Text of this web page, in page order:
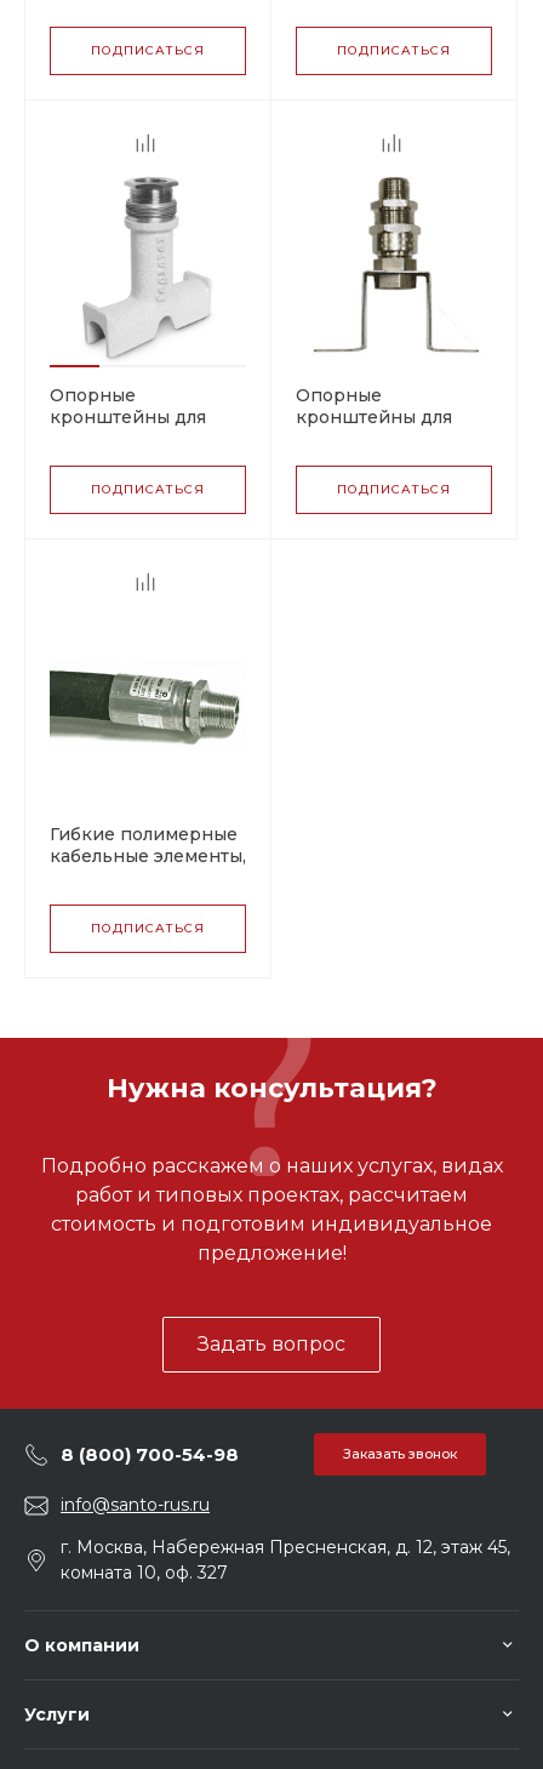
ввода греющего
кабеляПОДПИСАТЬСЯ
кабельные элементы
серии МГМ, MГМА
ПОДПИСАТЬСЯ
Опорные
кронштейны для
теплоизоляции ОКТ4
ПОДПИСАТЬСЯ
Опорные
кронштейны для
теплоизоляции ОКТ1
(FRAME-CORD)
ПОДПИСАТЬСЯ
Гибкие полимерные
кабельные элементы,
нержавеющей
сталью МГР
ПОДПИСАТЬСЯ
Нужна консультация?
Подробно расскажем о наших услугах, видах
работ и типовых проектах, рассчитаем
стоимость и подготовим индивидуальное
предложение!
Задать вопрос
8 (800) 700-54-98 Заказать звонок
info@santo-rus.ru
г. Москва, Набережная Пресненская, д. 12, этаж 45,
комната 10, оф. 327
О компании
Услуги